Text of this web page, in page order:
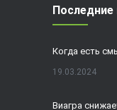
Последние
19.03.2024